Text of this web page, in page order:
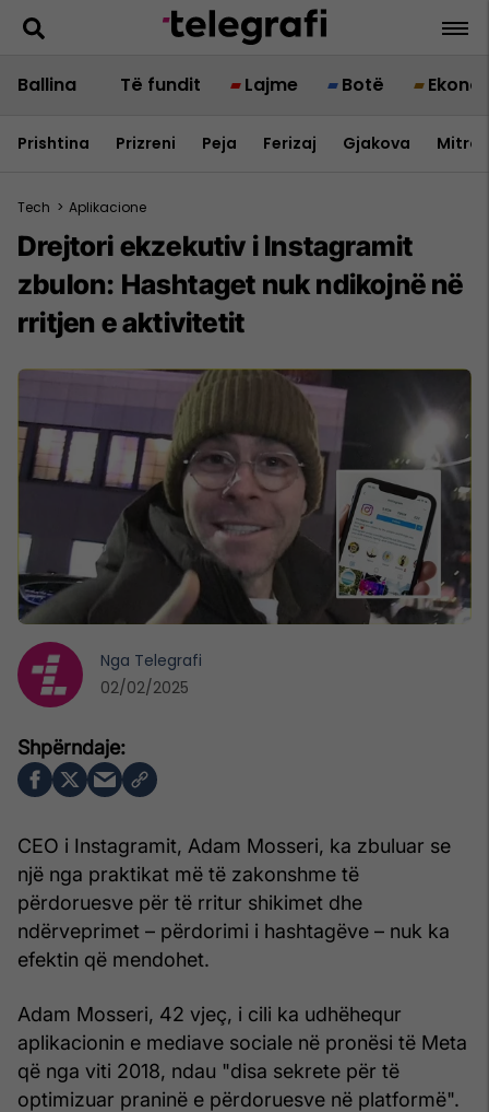
Ballina Të fundit Lajme Botë
Prishtina Prizreni Peja Ferizaj Gjakova
Tech > Aplikacione
Drejtori ekzekutiv i Instagramit
zbulon: Hashtaget nuk ndikojnë në
rritjen e aktivitetit
CEO i Instagramit, Adam Mosseri, ka zbuluar se
një nga praktikat më të zakonshme të
përdoruesve për të rritur shikimet dhe
ndërveprimet – përdorimi i hashtagëve – nuk ka
efektin që mendohet.
Adam Mosseri, 42 vjeç, i cili ka udhëhequr
aplikacionin e mediave sociale në pronësi të Meta
që nga viti 2018, ndau "disa sekrete për të
optimizuar praninë e përdoruesve në platformë".
Nga Telegrafi
02/02/2025